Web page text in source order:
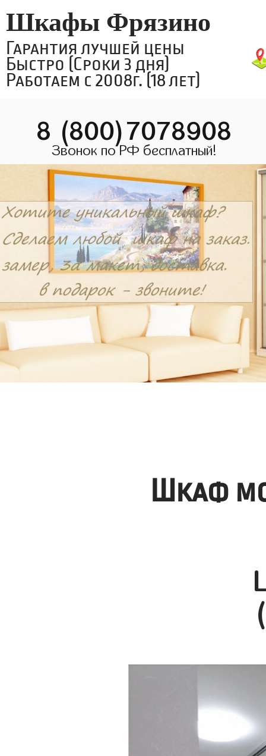
Шкафы Фрязино
Гарантия лучшей цены
Быстро (Сроки 3 дня)
Работаем с 2008г. (18 лет)
8 (800)7078908
Звонок по РФ бесплатный!
Шкаф